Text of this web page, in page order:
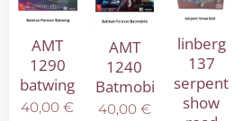
AMT
1290
batwing
40,00 €
AMT
1240
Batmobile
40,00€
linberg
137
serpent
show